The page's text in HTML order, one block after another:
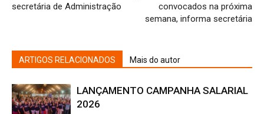
secretária de Administração
convocados na próxima
semana, informa secretária
ARTIGOS RELACIONADOS Mais do autor
LANÇAMENTO CAMPANHA SALARIAL
2026